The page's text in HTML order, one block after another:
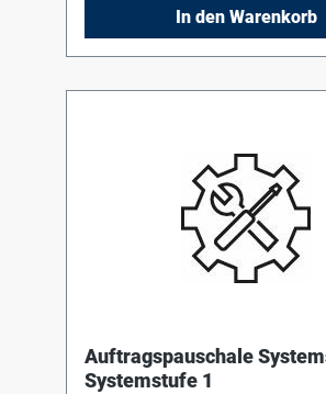
In den Warenkorb
Auftragspauschale
Systemstufe 1